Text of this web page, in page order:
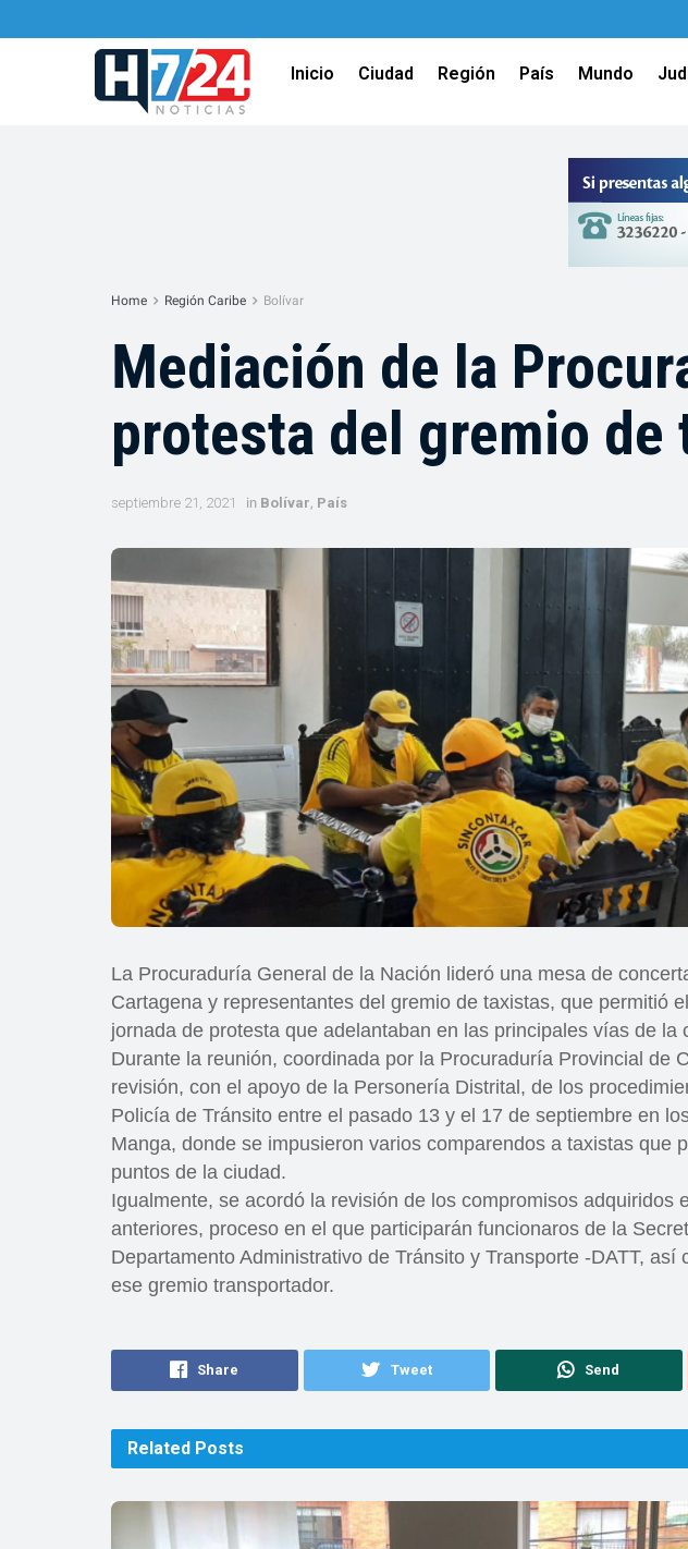
Inicio Ciudad Región País Mundo
Home Región Caribe Bolívar
Mediación de la
protesta del gremio de
septiembre 21, 2021 in Bolívar, País
La Procuraduría General de la Nación lideró una mesa de
Cartagena y representantes del gremio de taxistas, que permitió
jornada de protesta que adelantaban en las principales vías de la
Durante la reunión, coordinada por la Procuraduría Provincial de
revisión, con el apoyo de la Personería Distrital, de los
Policía de Tránsito entre el pasado 13 y el 17 de septiembre en
Manga, donde se impusieron varios comparendos a taxistas que
puntos de la ciudad.
Igualmente, se acordó la revisión de los compromisos adquiridos
anteriores, proceso en el que participarán funcionaros de la
Departamento Administrativo de Tránsito y Transporte -DATT, así
ese gremio transportador.
Share Tweet Send
Related Posts